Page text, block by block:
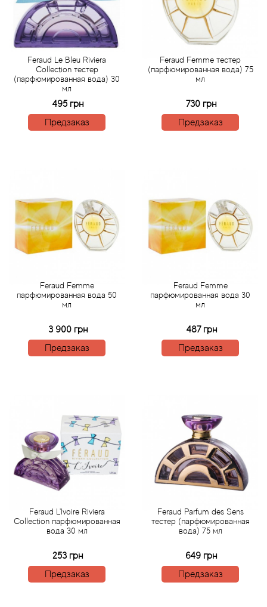
Feraud Le Bleu Riviera
Collection тестер
(парфюмированная вода) 30
мл
495 грн
Предзаказ
Feraud Femme тестер
(парфюмированная вода) 75
мл
730 грн
Предзаказ
Feraud Femme
парфюмированная вода 50
мл
3 900 грн
Предзаказ
Feraud Femme
парфюмированная вода 30
мл
487 грн
Предзаказ
Feraud L'Ivoire Riviera
Collection парфюмированная
вода 30 мл
253 грн
Предзаказ
Feraud Parfum des Sens
тестер (парфюмированная
вода) 75 мл
649 грн
Предзаказ
Arte Profumi
ArteOlfatto
Asabi
Atelier Cologne
Athena's
Atkinsons
Au Pays de la Fleur d’Oranger
Baldessarini
Baldinini
Balenciaga
Balmain
Banana Republic